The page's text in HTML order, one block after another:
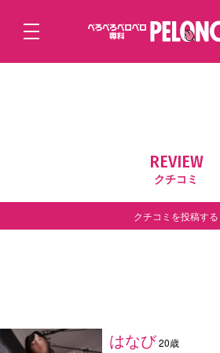
REVIEW
クチコミ
クチコミを投稿する
はなび 20歳